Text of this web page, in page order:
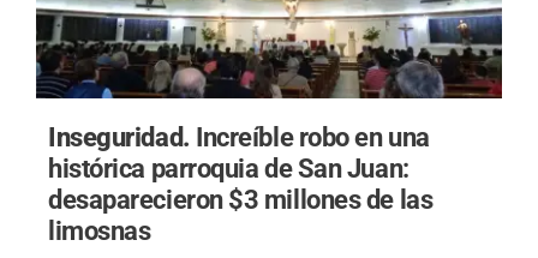
Inseguridad. Increíble robo en una
histórica parroquia de San Juan:
desaparecieron $3 millones de las
limosnas